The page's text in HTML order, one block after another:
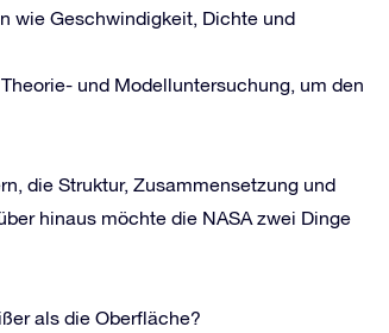
wie Geschwindigkeit, Dichte und
und Modelluntersuchung, um den
die Struktur, Zusammensetzung und
hinaus möchte die NASA zwei Dinge
als die Oberfläche?